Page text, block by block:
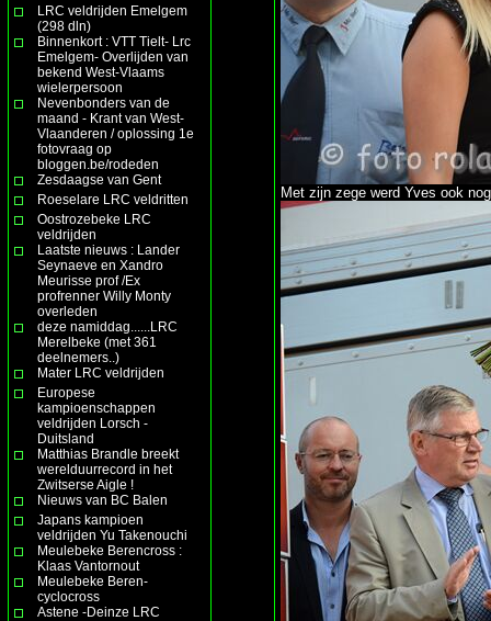
LRC veldrijden Emelgem
(298 dln)
Binnenkort : VTT Tielt- Lrc
Emelgem- Overlijden van
bekend West-Vlaams
wielerpersoon
Nevenbonders van de
maand - Krant van West-
Vlaanderen / oplossing 1e
fotovraag op
bloggen.be/rodeden
Zesdaagse van Gent
Roeselare LRC veldritten
Oostrozebeke LRC
veldrijden
Laatste nieuws : Lander
Seynaeve en Xandro
Meurisse prof /Ex
profrenner Willy Monty
overleden
deze namiddag......LRC
Merelbeke (met 361
deelnemers..)
Mater LRC veldrijden
Europese
kampioenschappen
veldrijden Lorsch -
Duitsland
Matthias Brandle breekt
werelduurrecord in het
Zwitserse Aigle !
Nieuws van BC Balen
Japans kampioen
veldrijden Yu Takenouchi
Meulebeke Berencross :
Klaas Vantornout
Meulebeke Beren-
cyclocross
Astene -Deinze LRC
Met zijn zege werd Yves ook